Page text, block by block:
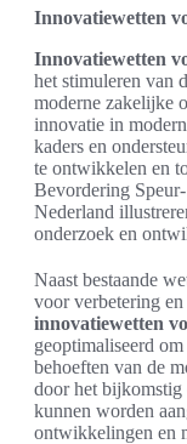
Innovatiewetten
Innovatiewetten
het stimuleren van
moderne zakelijke
innovatie in
kaders en
te ontwikkelen en
Bevordering
Nederland
onderzoek en
Naast bestaande
voor verbetering
innovatiewetten
geoptimaliseerd
behoeften van de
door het bijkomstig
kunnen worden
ontwikkelingen en